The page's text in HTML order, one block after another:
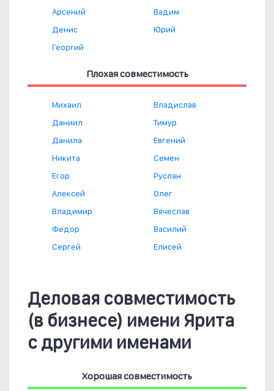
Арсений
Денис
Георгий
Вадим
Юрий
Плохая совместимость
Михаил
Даниил
Данила
Никита
Егор
Алексей
Владимир
Федор
Сергей
Владислав
Тимур
Евгений
Семен
Руслан
Олег
Вячеслав
Василий
Елисей
Деловая совместимость
(в бизнесе) имени Ярита
с другими именами
Хорошая совместимость